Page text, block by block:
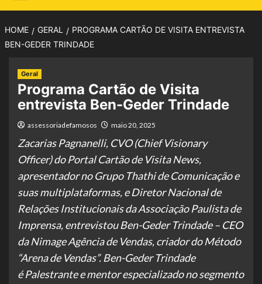
HOME GERAL
PROGRAMA CARTÃO DE VISITA ENTREVISTA
BEN-GEDER TRINDADE
Geral
Programa Cartão de Visita
entrevista Ben-Geder Trindade
assessoriadefamosos maio 20, 2025
Zacarias Pagnanelli, CVO (Chief Visionary
Officer) do Portal Cartão de Visita News,
apresentador no Grupo Thathi de Comunicação e
suas multiplataformas, e Diretor Nacional de
Relações Institucionais da Associação Paulista de
Imprensa, entrevistou Ben-Geder Trindade – CEO
da Nimage Agência de Vendas, criador do Método
“Arena de Vendas”. Ben-Geder Trindade
é Palestrante e mentor especializado no segmento